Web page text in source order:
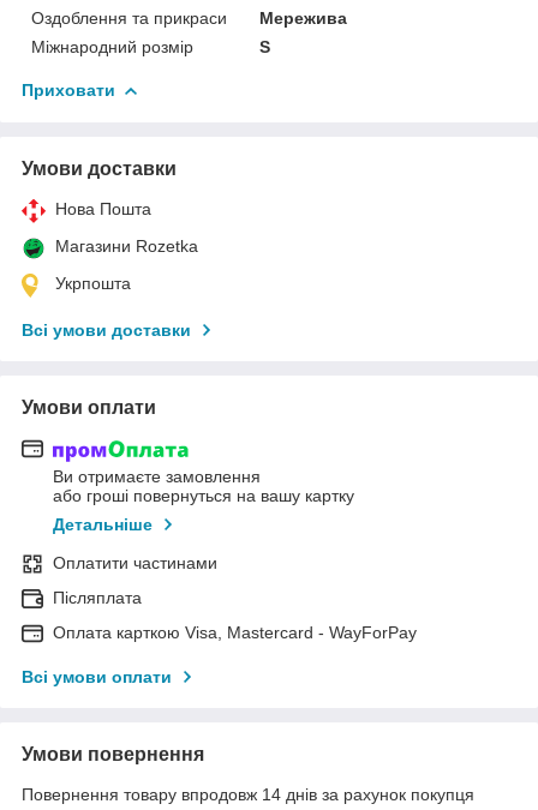
Оздоблення та прикраси
Мережива
Міжнародний розмір
S
Приховати
Умови доставки
Нова Пошта
Магазини Rozetka
Укрпошта
Всі умови доставки
Умови оплати
Ви отримаєте замовлення
або гроші повернуться на вашу картку
Детальніше
Оплатити частинами
Післяплата
Оплата карткою Visa, Mastercard - WayForPay
Всі умови оплати
Умови повернення
Повернення товару впродовж 14 днів за рахунок покупця